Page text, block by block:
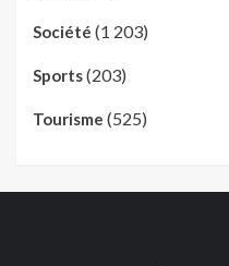
Société (1 203)
Sports(203)
Tourisme (525)